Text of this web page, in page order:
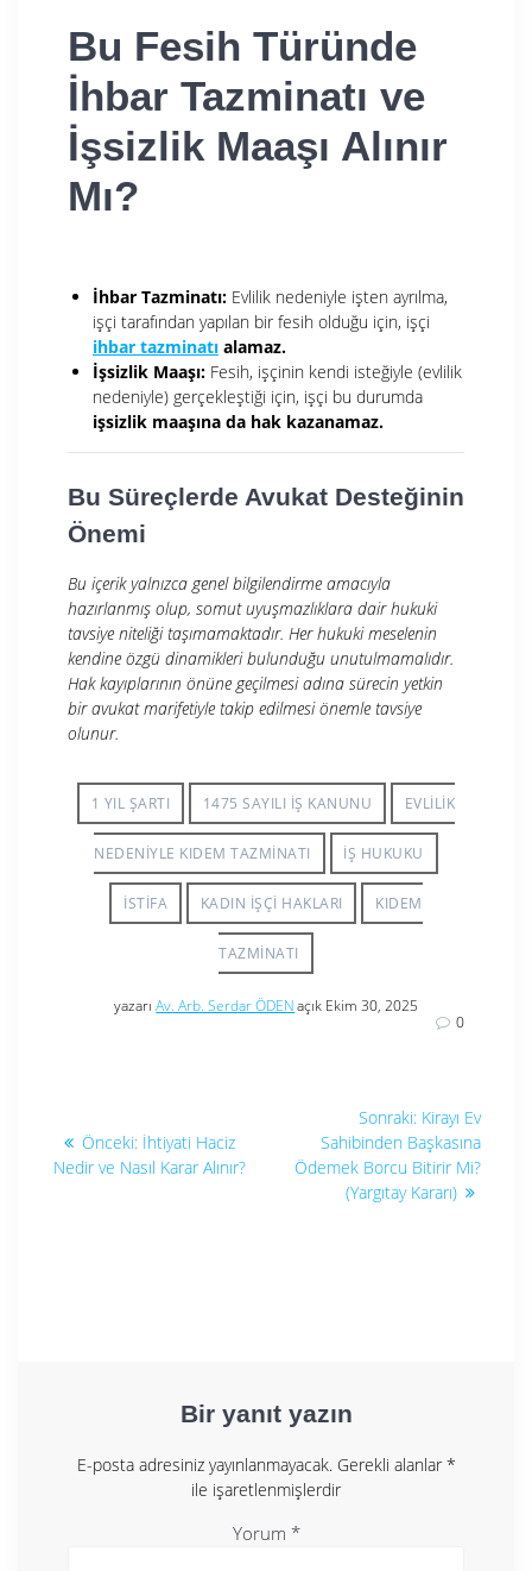
Bu Fesih Türünde
İhbar Tazminatı ve
İşsizlik Maaşı Alınır
Mı?
İhbar Tazminatı: Evlilik nedeniyle işten ayrılma,
işçi tarafından yapılan bir fesih olduğu için, işçi
ihbar tazminatı alamaz.
İşsizlik Maaşı: Fesih, işçinin kendi isteğiyle (evlilik
nedeniyle) gerçekleştiği için, işçi bu durumda
işsizlik maaşına da hak kazanamaz.
Bu Süreçlerde Avukat Desteğinin
Önemi
Bu içerik yalnızca genel bilgilendirme amacıyla
hazırlanmış olup, somut uyuşmazlıklara dair hukuki
tavsiye niteliği taşımamaktadır. Her hukuki meselenin
kendine özgü dinamikleri bulunduğu unutulmamalıdır.
Hak kayıplarının önüne geçilmesi adına sürecin yetkin
bir avukat marifetiyle takip edilmesi önemle tavsiye
olunur.
1 YIL ŞARTI 1475 SAYILI IŞ KANUNU EVLILIK
NEDENIYLE KIDEM TAZMINATI IŞ HUKUKU
İSTIFA KADIN IŞÇI HAKLARI KIDEM
TAZMINATI
yazarıAv. Arb. Serdar ÖDENaçık Ekim 30, 2025
0
gezinmesi
Önceki: Önceki
yazı:
İhtiyati Haciz
Nedir ve Nasıl Karar Alınır?
Sonraki: Sonraki
yazı:
Kirayı Ev
Sahibinden Başkasına
Ödemek Borcu Bitirir Mi?
(Yargıtay Kararı)
Bir yanıt yazın
E-posta adresiniz yayınlanmayacak. Gerekli alanlar *
ile işaretlenmişlerdir
Yorum *